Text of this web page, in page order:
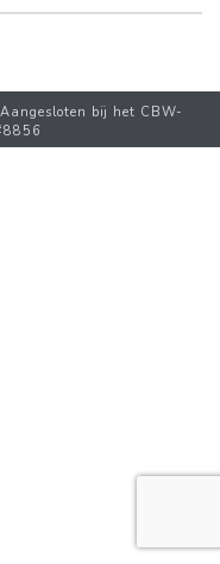
bij het CBW-